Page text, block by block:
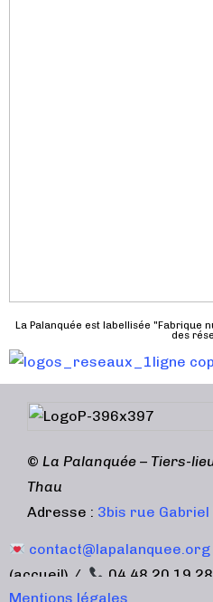
La Palanquée est labellisée "Fabrique
des
© La Palanquée – Tiers-
Thau
Adresse : 3bis rue
contact@lapalanquee.org
(accueil) /
04 48 20 19
Mentions légales